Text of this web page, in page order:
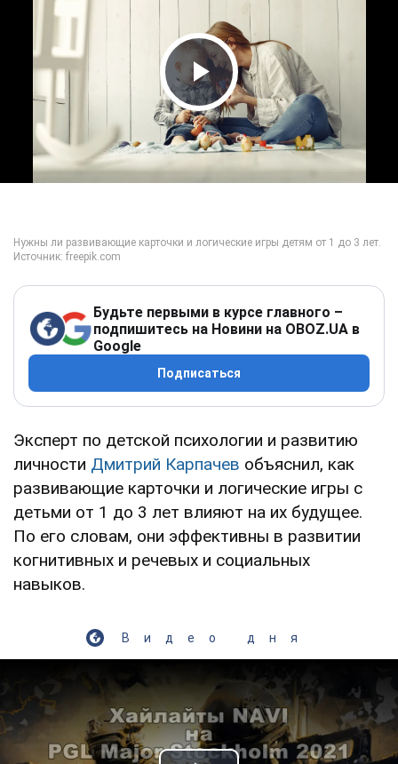
Play Video
Будьте первыми в курсе главного –
подпишитесь на Новини на OBOZ.UA в
Google
Подписаться
Эксперт по детской психологии и развитию
личности Дмитрий Карпачев объяснил, как
развивающие карточки и логические игры с
детьми от 1 до 3 лет влияют на их будущее.
По его словам, они эффективны в развитии
когнитивных и речевых и социальных
навыков.
Видео дня